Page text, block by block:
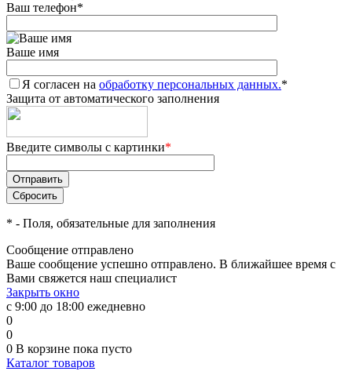
Ваш телефон*
Ваше имя
Я согласен на обработку персональных данных.*
Защита от автоматического заполнения
Введите символы с картинки*
* - Поля, обязательные для заполнения
Сообщение отправлено
Ваше сообщение успешно отправлено. В ближайшее время с
Вами свяжется наш специалист
Закрыть окно
с 9:00 до 18:00 ежедневно
0
0
0 В корзине пока пусто
Каталог товаров